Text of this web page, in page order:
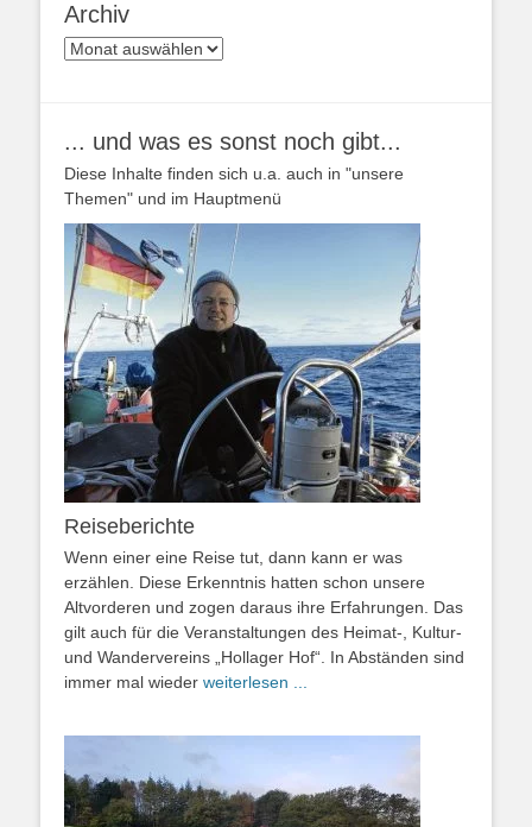
Archiv
Archiv
... und was es sonst noch gibt...
Diese Inhalte finden sich u.a. auch in "unsere
Themen" und im Hauptmenü
Reiseberichte
Wenn einer eine Reise tut, dann kann er was
erzählen. Diese Erkenntnis hatten schon unsere
Altvorderen und zogen daraus ihre Erfahrungen. Das
gilt auch für die Veranstaltungen des Heimat-, Kultur-
und Wandervereins „Hollager Hof“. In Abständen sind
immer mal wieder weiterlesen ...